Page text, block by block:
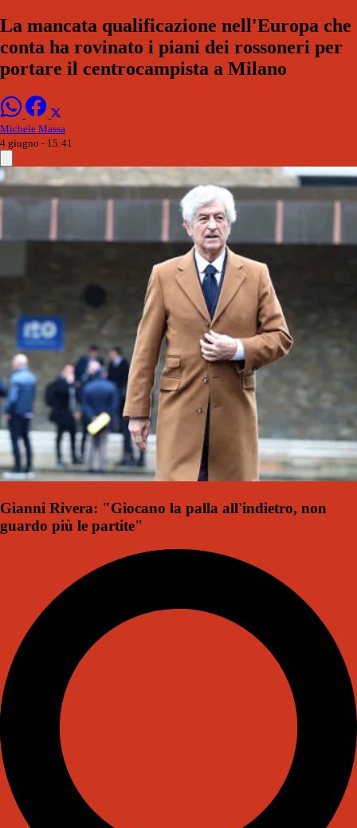
La mancata qualificazione nell'Europa che
conta ha rovinato i piani dei rossoneri per
portare il centrocampista a Milano
Michele Massa
4 giugno - 15:41
Gianni Rivera: "Giocano la palla all'indietro, non
guardo più le partite"